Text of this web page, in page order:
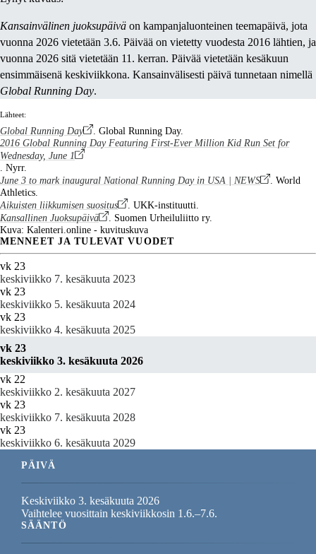
Kansainvälinen juoksupäivä on kampanjaluonteinen teemapäivä, jota
vuonna 2026 vietetään 3.6. Päivää on vietetty vuodesta 2016 lähtien, ja
vuonna 2026 sitä vietetään 11. kerran. Päivää vietetään kesäkuun
ensimmäisenä keskiviikkona. Kansainvälisesti päivä tunnetaan nimellä
Global Running Day.
Lähteet:
Global Running Day
. Global Running Day.
2016 Global Running Day Featuring First-Ever Million Kid Run Set for
Wednesday, June 1
. Nyrr.
June 3 to mark inaugural National Running Day in USA | NEWS
. World
Athletics.
Aikuisten liikkumisen suositus
. UKK-instituutti.
Kansallinen Juoksupäivä
. Suomen Urheiluliitto ry.
Kuva: Kalenteri.online - kuvituskuva
MENNEET JA TULEVAT VUODET
vk 23
keskiviikko 7. kesäkuuta 2023
vk 23
keskiviikko 5. kesäkuuta 2024
vk 23
keskiviikko 4. kesäkuuta 2025
vk 23
keskiviikko 3. kesäkuuta 2026
vk 22
keskiviikko 2. kesäkuuta 2027
vk 23
keskiviikko 7. kesäkuuta 2028
vk 23
keskiviikko 6. kesäkuuta 2029
PÄIVÄ
Keskiviikko 3. kesäkuuta 2026
Vaihtelee vuosittain keskiviikkosin 1.6.–7.6.
SÄÄNTÖ